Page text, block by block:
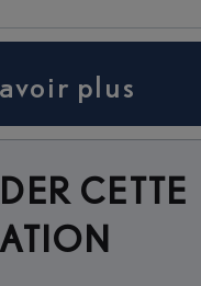
plus
CETTE